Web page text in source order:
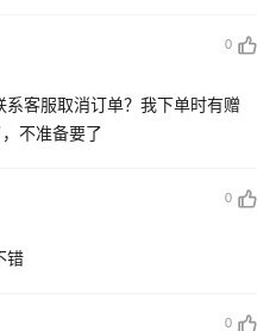
0
系客服取消订单？我下单时有赠
不准备要了
0
错
0